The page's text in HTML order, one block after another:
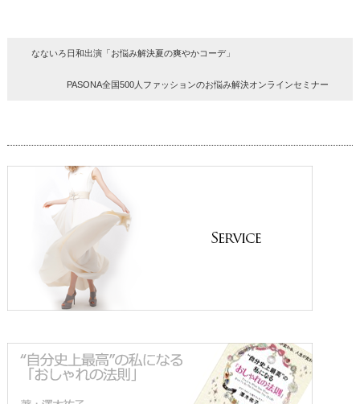
なないろ日和出演「お悩み解決夏の爽やかコーデ」
PASONA全国500人ファッションのお悩み解決オンラインセミナー